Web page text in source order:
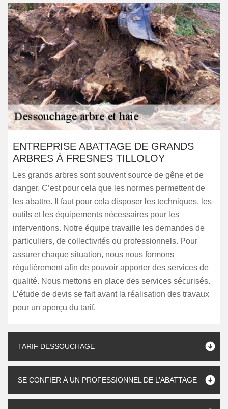
ENTREPRISE ABATTAGE DE GRANDS
ARBRES À FRESNES TILLOLOY
Les grands arbres sont souvent source de gêne et de
danger. C’est pour cela que les normes permettent de
les abattre. Il faut pour cela disposer les techniques, les
outils et les équipements nécessaires pour les
interventions. Notre équipe travaille les demandes de
particuliers, de collectivités ou professionnels. Pour
assurer chaque situation, nous nous formons
régulièrement afin de pouvoir apporter des services de
qualité. Nous mettons en place des services sécurisés.
L’étude de devis se fait avant la réalisation des travaux
pour un aperçu du tarif.
TARIF DESSOUCHAGE
SE CONFIER À UN PROFESSIONNEL DE L’ABATTAGE